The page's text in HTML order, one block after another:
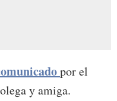
por el
y amiga.